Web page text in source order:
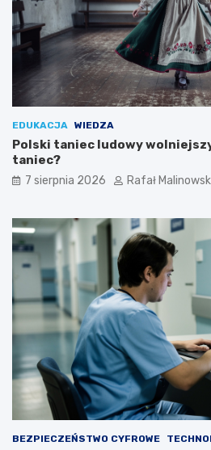
EDUKACJA WIEDZA
Polski taniec ludowy
taniec?
7 sierpnia 2026 Rafał
BEZPIECZEŃSTWO CYFROWE